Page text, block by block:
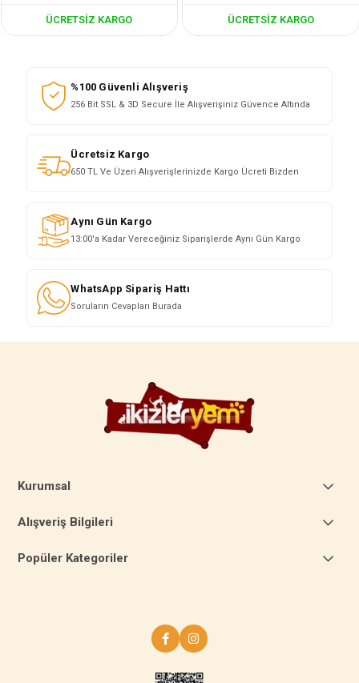
ÜCRETSIZ KARGO ÜCRETSIZ KARGO
%100 Güvenli Alışveriş
256 Bit SSL & 3D Secure İle Alışverişiniz Güvence Altında
Ücretsiz Kargo
650 TL Ve Üzeri Alışverişlerinizde Kargo Ücreti Bizden
Aynı Gün Kargo
13:00'a Kadar Vereceğiniz Siparişlerde Aynı Gün Kargo
WhatsApp Sipariş Hattı
Soruların Cevapları Burada
Kurumsal
Alışveriş Bilgileri
Popüler Kategoriler